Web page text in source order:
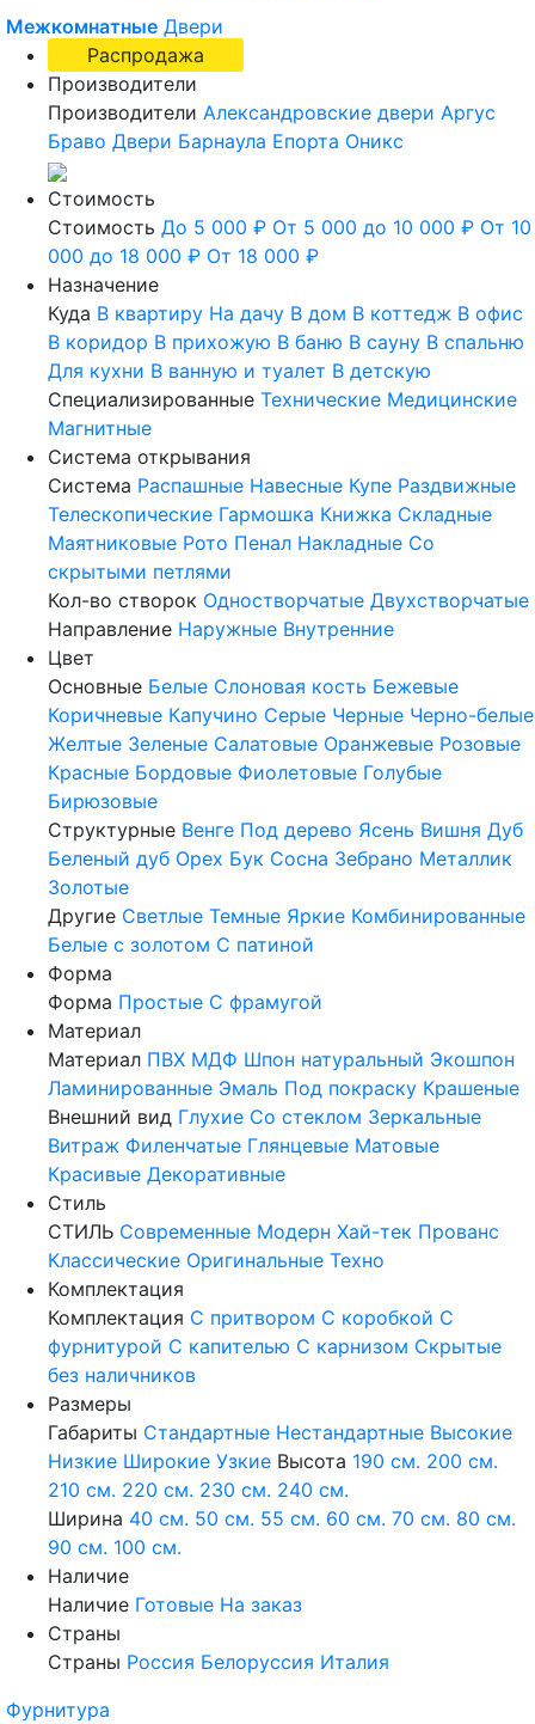
Межкомнатные Двери
Распродажа
Производители
Производители Александровские двери Аргус
Браво Двери Барнаула Епорта Оникс
Стоимость
Стоимость До 5 000 ₽ От 5 000 до 10 000 ₽ От 10
000 до 18 000 ₽ От 18 000 ₽
Назначение
Куда В квартиру На дачу В дом В коттедж В офис
В коридор В прихожую В баню В сауну В спальню
Для кухни В ванную и туалет В детскую
Специализированные Технические Медицинские
Магнитные
Система открывания
Система Распашные Навесные Купе Раздвижные
Телескопические Гармошка Книжка Складные
Маятниковые Рото Пенал Накладные Со
скрытыми петлями
Кол-во створок Одностворчатые Двухстворчатые
Направление Наружные Внутренние
Цвет
Основные Белые Слоновая кость Бежевые
Коричневые Капучино Серые Черные Черно-белые
Желтые Зеленые Салатовые Оранжевые Розовые
Красные Бордовые Фиолетовые Голубые
Бирюзовые
Структурные Венге Под дерево Ясень Вишня Дуб
Беленый дуб Орех Бук Сосна Зебрано Металлик
Золотые
Другие Светлые Темные Яркие Комбинированные
Белые с золотом С патиной
Форма
Форма Простые С фрамугой
Материал
Материал ПВХ МДФ Шпон натуральный Экошпон
Ламинированные Эмаль Под покраску Крашеные
Внешний вид Глухие Со стеклом Зеркальные
Витраж Филенчатые Глянцевые Матовые
Красивые Декоративные
Стиль
СТИЛЬ Современные Модерн Хай-тек Прованс
Классические Оригинальные Техно
Комплектация
Комплектация С притвором С коробкой С
фурнитурой С капителью С карнизом Скрытые
без наличников
Размеры
Габариты Стандартные Нестандартные Высокие
Низкие Широкие Узкие Высота 190 см. 200 см.
210 см. 220 см. 230 см. 240 см.
Ширина 40 см. 50 см. 55 см. 60 см. 70 см. 80 см.
90 см. 100 см.
Наличие
Наличие Готовые На заказ
Страны
Страны Россия Белоруссия Италия
Фурнитура